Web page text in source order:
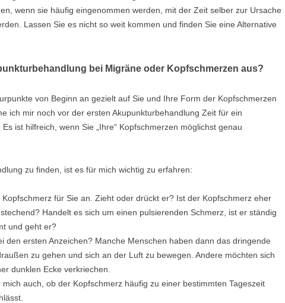
wenn sie häufig eingenommen werden, mit der Zeit selber zur Ursache
Lassen Sie es nicht so weit kommen und finden Sie eine Alternative
bei Migräne oder Kopfschmerzen aus?
von Beginn an gezielt auf Sie und Ihre Form der Kopfschmerzen
ich mir noch vor der ersten Akupunkturbehandlung Zeit für ein
ist hilfreich, wenn Sie „Ihre“ Kopfschmerzen möglichst genau
zu finden, ist es für mich wichtig zu erfahren:
für Sie an. Zieht oder drückt er? Ist der Kopfschmerz eher
Handelt es sich um einen pulsierenden Schmerz, ist er ständig
und geht er?
den ersten Anzeichen? Manche Menschen haben dann das dringende
zu gehen und sich an der Luft zu bewegen. Andere möchten sich
dunklen Ecke verkriechen.
mich auch, ob der Kopfschmerz häufig zu einer bestimmten Tageszeit